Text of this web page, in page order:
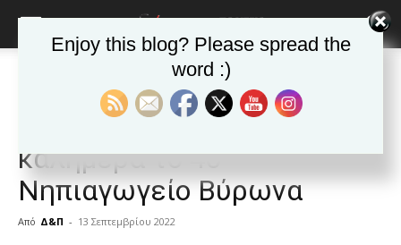
ΒΥΡΩΝΑΣ Τα νέα της Πόλης
Βύρωνας: Κλειστό με το
καλημέρα το 4ο
Νηπιαγωγείο Βύρωνα
Από Δ&Π - 13 Σεπτεμβρίου 2022
Enjoy this blog? Please spread the
word :)